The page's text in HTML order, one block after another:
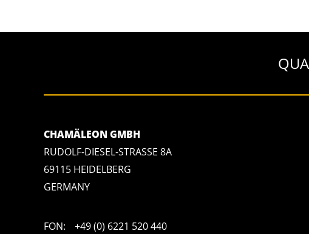
CHAMÄLEON GMBH
RUDOLF-DIESEL-STRASSE 8A
69115 HEIDELBERG
GERMANY
FON: +49 (0) 6221 520 440